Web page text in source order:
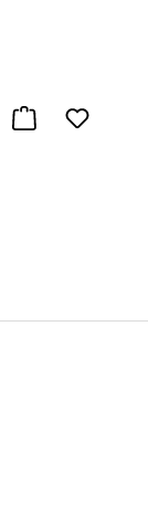
Warenkorb